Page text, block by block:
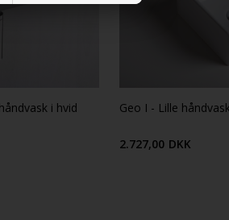
i hvid
Geo I - Lille
2.727,00 DKK